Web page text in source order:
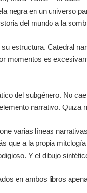
negra en un universo
del mundo a la
estructura. Catedral
momentos es
del subgénero. No
narrativo.
varias líneas
que a la propia
Y el dibujo
en ambos libros